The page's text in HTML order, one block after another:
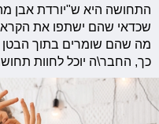
התחושה היא ש"יורדת אבן
שכדאי שהם ישתפו את
מה שהם שומרים בתוך הבטן
כך, החבר\ה יוכל לחוות